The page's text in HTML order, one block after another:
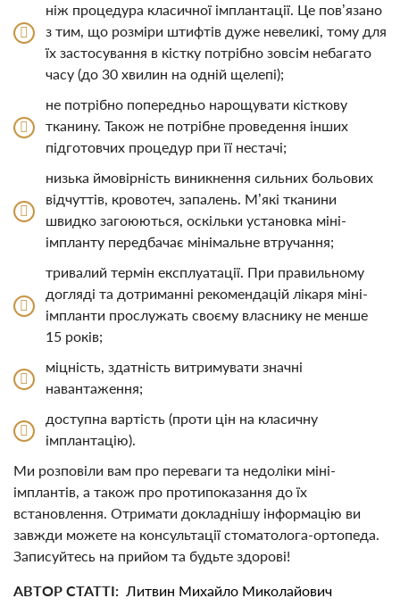
ніж процедура класичної імплантації. Це пов’язано
з тим, що розміри штифтів дуже невеликі, тому для
їх застосування в кістку потрібно зовсім небагато
часу (до 30 хвилин на одній щелепі);
не потрібно попередньо нарощувати кісткову
тканину. Також не потрібне проведення інших
підготовчих процедур при її нестачі;
низька ймовірність виникнення сильних больових
відчуттів, кровотеч, запалень. М’які тканини
швидко загоюються, оскільки установка міні-
імпланту передбачає мінімальне втручання;
тривалий термін експлуатації. При правильному
догляді та дотриманні рекомендацій лікаря міні-
імпланти прослужать своєму власнику не менше
15 років;
міцність, здатність витримувати значні
навантаження;
доступна вартість (проти цін на класичну
імплантацію).
Ми розповіли вам про переваги та недоліки міні-
імплантів, а також про протипоказання до їх
встановлення. Отримати докладнішу інформацію ви
завжди можете на консультації стоматолога-ортопеда.
Записуйтесь на прийом та будьте здорові!
АВТОР СТАТТІ: Литвин Михайло Миколайович